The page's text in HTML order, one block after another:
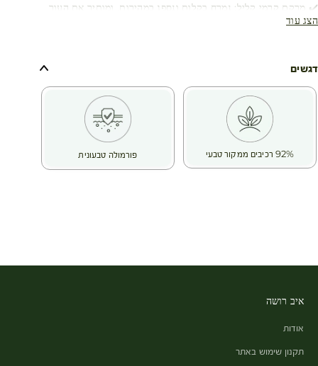
✔️ מרקם קרמי קליל: נמרח בקלות ונספג במהירות, ומותיר את העור
רך ונעים למגע.
✔️ שימור לחות: מסייע להפחית איבוד מים מהעור, שומר על רמות
תוצאות מוכחות:
העור מרגיש גמיש, נעים ומוזן לעומק -
✨ לאחר 28 ימים:
תחושת המתיחה נעלמת, והעור הופך לרך, נוח ומלטף – עם ניחוח
הצג עוד
דגשים
92% רכיבים ממקור טבעי פורמולה טבעונית
איב רושה
אודות
תקנון שימוש באתר